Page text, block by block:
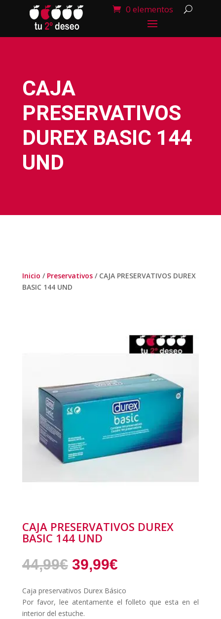
0 elementos
CAJA
PRESERVATIVOS
DUREX BASIC 144
UND
Inicio / Preservativos/ CAJA PRESERVATIVOS DUREX
BASIC 144 UND
CAJA PRESERVATIVOS DUREX
BASIC 144 UND
44,99€ El
precio
original
era:
44,99€.
39,99€El
actual
es:
39,99€.
Caja preservativos Durex Básico
Por favor, lee atentamente el folleto que esta en el
interior del estuche.